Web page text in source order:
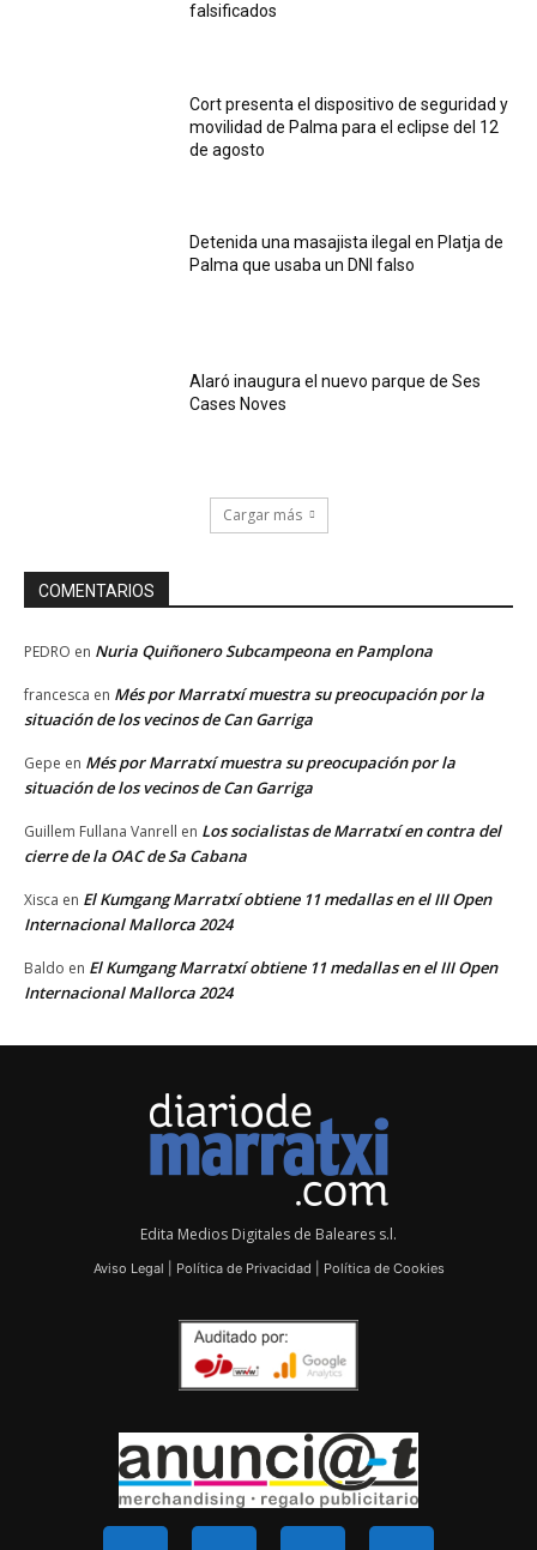
falsificados
Cort presenta el dispositivo de seguridad y
movilidad de Palma para el eclipse del 12
de agosto
Detenida una masajista ilegal en Platja de
Palma que usaba un DNI falso
Alaró inaugura el nuevo parque de Ses
Cases Noves
Cargar más
COMENTARIOS
PEDRO en Nuria Quiñonero Subcampeona en Pamplona
francesca en Més por Marratxí muestra su preocupación por la
situación de los vecinos de Can Garriga
Gepe en Més por Marratxí muestra su preocupación por la
situación de los vecinos de Can Garriga
Guillem Fullana Vanrell en Los socialistas de Marratxí en contra del
cierre de la OAC de Sa Cabana
Xisca en El Kumgang Marratxí obtiene 11 medallas en el III Open
Internacional Mallorca 2024
Baldo en El Kumgang Marratxí obtiene 11 medallas en el III Open
Internacional Mallorca 2024
Edita Medios Digitales de Baleares s.l.
Aviso Legal Política de Privacidad Política de Cookies